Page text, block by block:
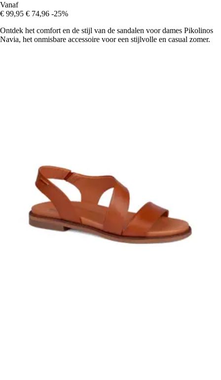
Vanaf
€ 99,95 € 74,96 -25%
Ontdek het comfort en de stijl van de sandalen voor dames Pikolinos
Navia, het onmisbare accessoire voor een stijlvolle en casual zomer.